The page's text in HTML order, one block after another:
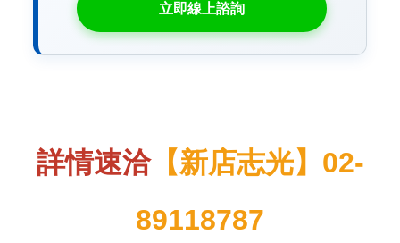
立即線上諮詢
詳情速洽【新店志光】02-
89118787